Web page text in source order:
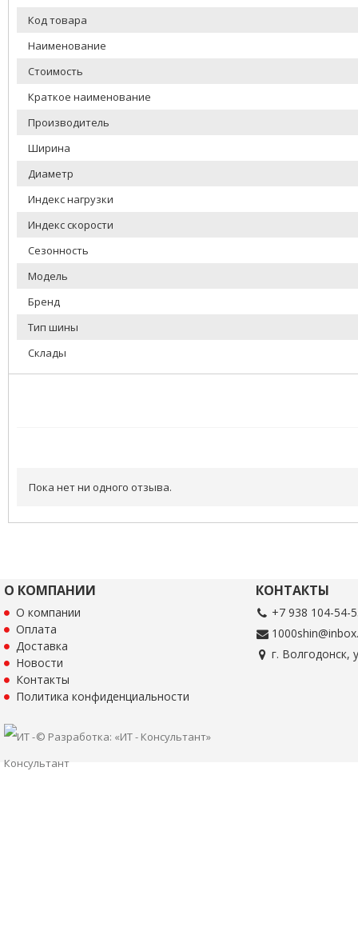
Код товара
Наименование
Стоимость
Краткое наименование
Производитель
Ширина
Диаметр
Индекс нагрузки
Индекс скорости
Сезонность
Модель
Бренд
Тип шины
Склады
Пока нет ни одного отзыва.
О КОМПАНИИ
О компании
Оплата
Доставка
Новости
Контакты
Политика конфиденциальности
КОНТАКТЫ
+7 938 104-54-
г. Волгодонск,
© Разработка: «ИТ - Консультант»